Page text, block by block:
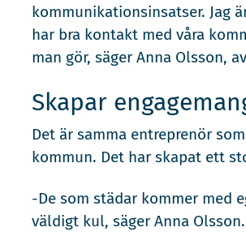
kommunikationsinsatser. Jag
har bra kontakt med våra
man gör, säger Anna Olsson,
Skapar
Det är samma entreprenör
kommun. Det har skapat ett
-De som städar kommer med
väldigt kul, säger Anna Olsson.